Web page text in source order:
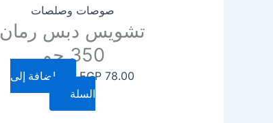
صوصات وصلصات
تشويس دبس رمان
350 جم
EGP 78.00
إضافة إلى
السلة